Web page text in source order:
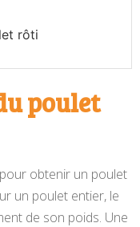
rôti
poulet
obtenir un poulet
un poulet entier, le
de son poids. Une